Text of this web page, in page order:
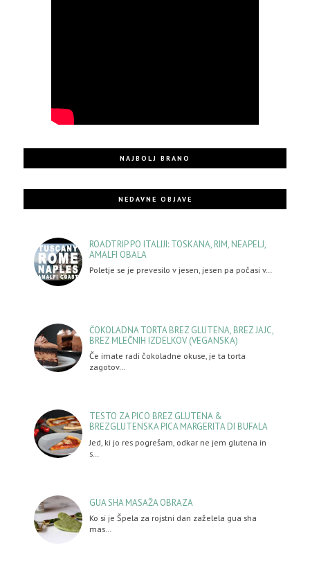
NAJBOLJ BRANO
NEDAVNE OBJAVE
ROADTRIP PO ITALIJI: TOSKANA, RIM, NEAPELJ,
AMALFI OBALA
Poletje se je prevesilo v jesen, jesen pa počasi v…
ČOKOLADNA TORTA BREZ GLUTENA, BREZ JAJC,
BREZ MLEČNIH IZDELKOV (VEGANSKA)
Če imate radi čokoladne okuse, je ta torta
zagotov…
TESTO ZA PICO BREZ GLUTENA &
BREZGLUTENSKA PICA MARGERITA DI BUFALA
Jed, ki jo res pogrešam, odkar ne jem glutena in
s…
GUA SHA MASAŽA OBRAZA
Ko si je Špela za rojstni dan zaželela gua sha
mas…